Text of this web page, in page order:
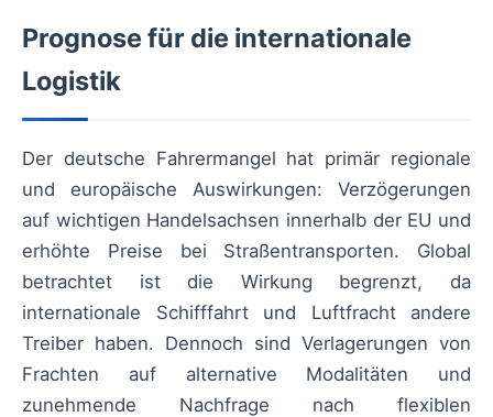
Prognose für die internationale
Logistik
Der deutsche Fahrermangel hat primär regionale
und europäische Auswirkungen: Verzögerungen
auf wichtigen Handelsachsen innerhalb der EU und
erhöhte Preise bei Straßentransporten. Global
betrachtet ist die Wirkung begrenzt, da
internationale Schifffahrt und Luftfracht andere
Treiber haben. Dennoch sind Verlagerungen von
Frachten auf alternative Modalitäten und
zunehmende Nachfrage nach flexiblen